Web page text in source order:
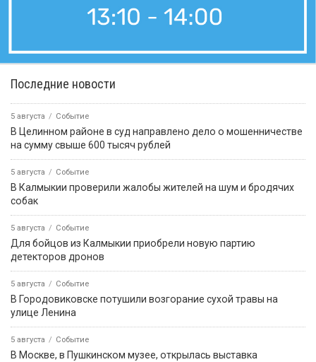
Последние новости
5 августа Событие
В Целинном районе в суд направлено дело о мошенничестве
на сумму свыше 600 тысяч рублей
5 августа Событие
В Калмыкии проверили жалобы жителей на шум и бродячих
собак
5 августа Событие
Для бойцов из Калмыкии приобрели новую партию
детекторов дронов
5 августа Событие
В Городовиковске потушили возгорание сухой травы на
улице Ленина
5 августа Событие
В Москве, в Пушкинском музее, открылась выставка